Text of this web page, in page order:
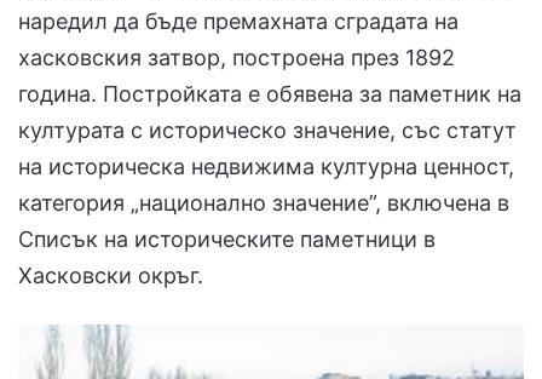
наредил да бъде премахната сградата на
хасковския затвор, построена през 1892
година. Постройката е обявена за паметник на
културата с историческо значение, със статут
на историческа недвижима културна ценност,
категория „национално значение”, включена в
Списък на историческите паметници в
Хасковски окръг.